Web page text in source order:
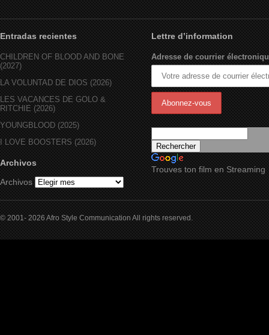
Entradas recientes
CHILDREN OF BLOOD AND BONE
(2027)
LA VOLUNTAD DE DIOS (2026)
LES VACANCES DE GOLO &
RITCHIE (2026)
YOUNGBLOOD (2025)
I LOVE BOOSTERS (2026)
Archivos
Archivos
Lettre d’information
Adresse de courrier
Trouves ton film en Streaming
© 2001- 2026 Afro Style Communication All rights reserved.